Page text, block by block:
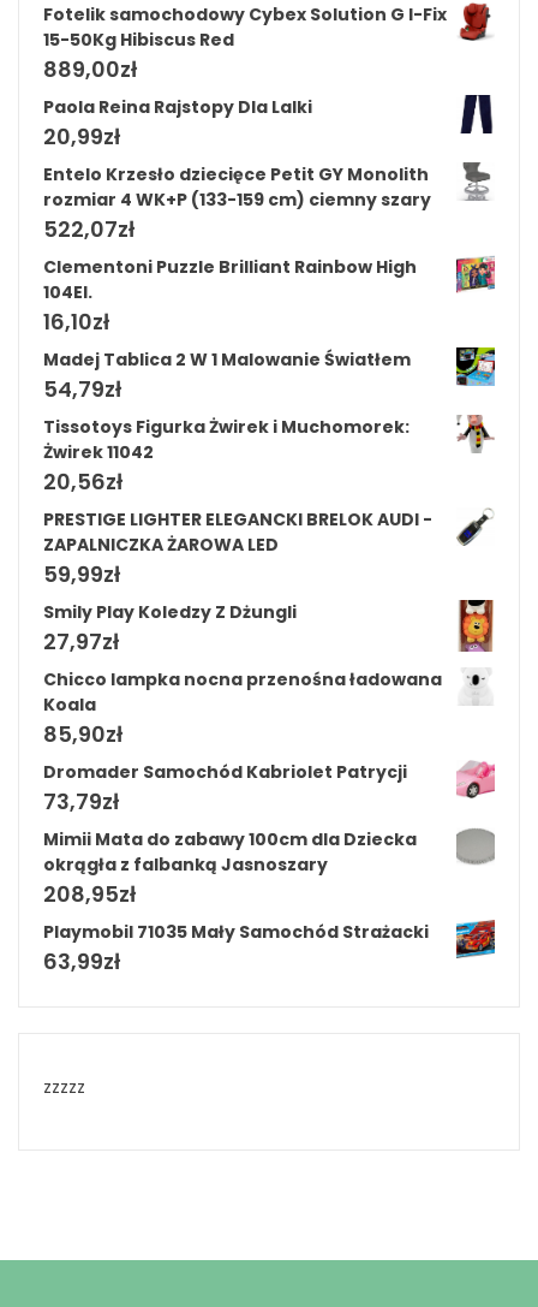
Fotelik samochodowy Cybex Solution G I-Fix
15-50Kg Hibiscus Red
889,00zł
Paola Reina Rajstopy Dla Lalki
20,99zł
Entelo Krzesło dziecięce Petit GY Monolith
rozmiar 4 WK+P (133-159 cm) ciemny szary
522,07zł
Clementoni Puzzle Brilliant Rainbow High
104El.
16,10zł
Madej Tablica 2 W 1 Malowanie Światłem
54,79zł
Tissotoys Figurka Żwirek i Muchomorek:
Żwirek 11042
20,56zł
PRESTIGE LIGHTER ELEGANCKI BRELOK AUDI -
ZAPALNICZKA ŻAROWA LED
59,99zł
Smily Play Koledzy Z Dżungli
27,97zł
Chicco lampka nocna przenośna ładowana
Koala
85,90zł
Dromader Samochód Kabriolet Patrycji
73,79zł
Mimii Mata do zabawy 100cm dla Dziecka
okrągła z falbanką Jasnoszary
208,95zł
Playmobil 71035 Mały Samochód Strażacki
63,99zł
zzzzz